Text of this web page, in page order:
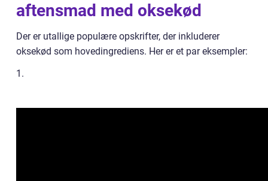
aftensmad med oksekød
Der er utallige populære opskrifter, der inkluderer
oksekød som hovedingrediens. Her er et par eksempler:
1.